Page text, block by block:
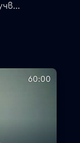
органите на реда, членовете на семействата и частните детективи, кадри от новини и социалните медии поредицата задълбочено проучва доказателствата и представя нови теории в стремежа си да разкрие истината.
60:00